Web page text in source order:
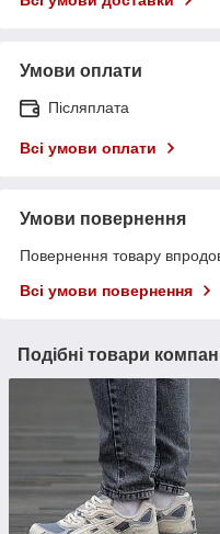
Умови оплати
Післяплата
Всі умови оплати
Умови повернення
Повернення товару
Всі умови повернення
Подібні товари